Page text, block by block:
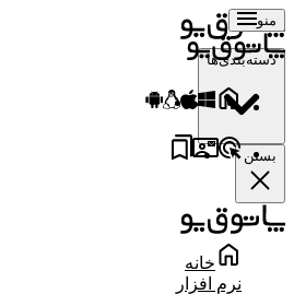
منو
دسته‌بندی‌ها
بستن
خانه
نرم افزار